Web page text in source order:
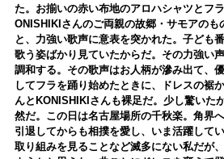
た。お揃いの赤い布地のアロハシャツとフ
ONISHIKIさんのご両親の故郷・サモアのも
と、力強い歌声に意表を突かれた。子ども
歌う姿ばかり見ていたからだ。その力強い
調和する。その歌声はお人柄が滲み出て、
してフラを踊り始めたときに、ドレスの裾
んとKONISHIKIさんも裸足だ。少し驚いた
然だ。この日は名古屋場所の千秋楽。角界
引退してからも相撲を愛し、いま活躍して
取り組みを見ることなど滅多にない私だが